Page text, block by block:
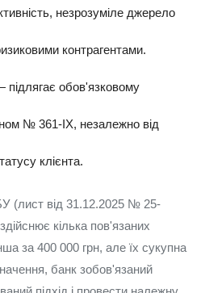
незрозуміле джерело
контрагентами.
підлягає обов'язковому
№ 361-IX, незалежно від
клієнта.
(лист від 31.12.2025 № 25-
кілька пов'язаних
за 400 000 грн, але їх сукупна
банк зобов'язаний